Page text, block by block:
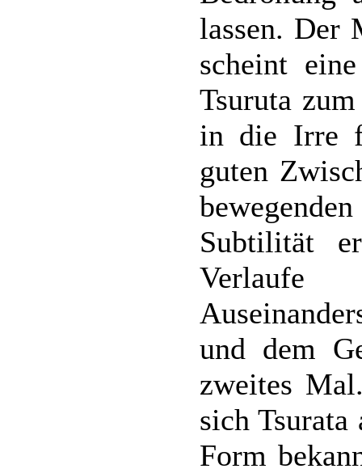
lassen. Der
scheint
Tsuruta
in die Irre
guten
Subtilität
und dem
zweites
sich
Form